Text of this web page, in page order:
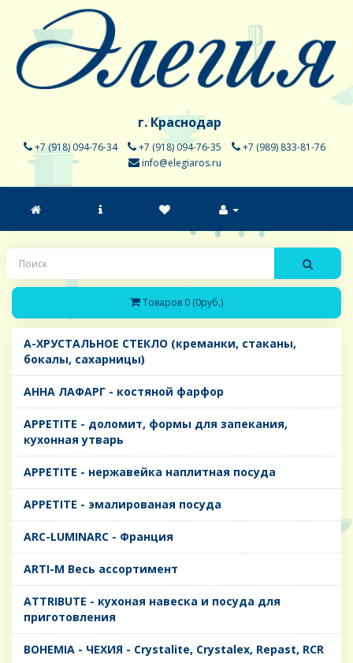
г. Краснодар
+7 (918) 094-76-34 +7 (918) 094-76-35
+7 (989) 833-81-76
info@elegiaros.ru
Товаров 0 (0руб.)
A-ХРУСТАЛЬНОЕ СТЕКЛО (креманки, стаканы,
бокалы, сахарницы)
AHHA ЛАФАРГ - костяной фарфор
APPETITE - доломит, формы для запекания,
кухонная утварь
APPETITE - нержавейка наплитная посуда
APPETITE - эмалированая посуда
ARC-LUMINARC - Франция
ARTI-M Весь ассортимент
ATTRIBUTE - кухоная навеска и посуда для
приготовления
BOHEMIA - ЧЕХИЯ - Crystalite, Crystalex, Repast, RCR